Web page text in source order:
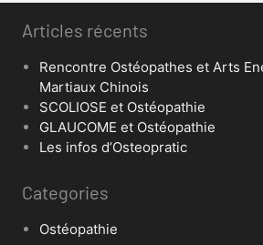
Articles récents
Rencontre Ostéopathes et Arts
Martiaux Chinois
SCOLIOSE et Ostéopathie
GLAUCOME et Ostéopathie
Les infos d’Osteopratic
Categories
Ostéopathie